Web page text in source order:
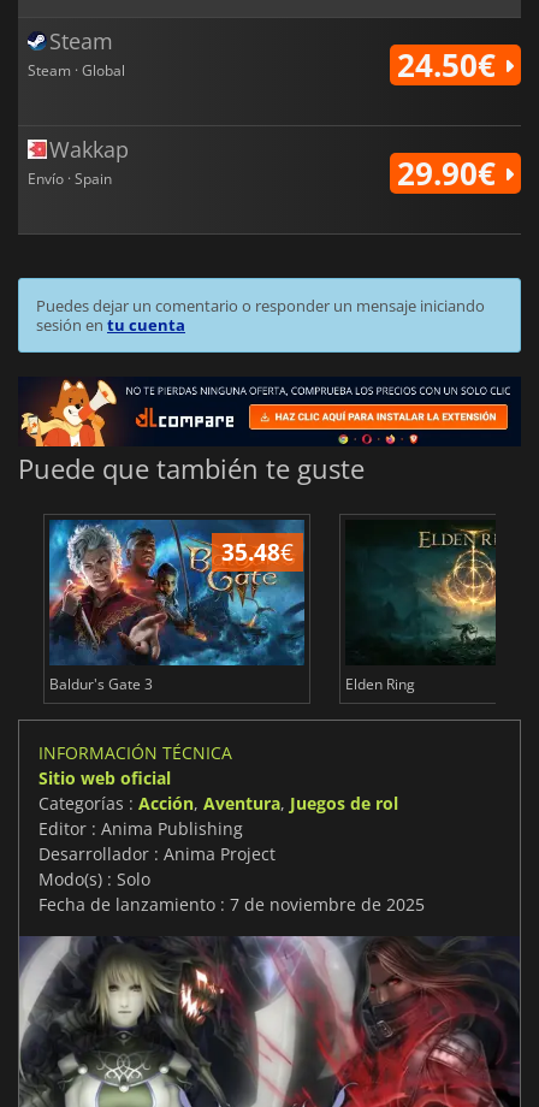
Steam
Steam · Global 24.50€
Wakkap
Envío · Spain 29.90€
Puedes dejar un comentario o responder un mensaje iniciando
sesión en tu cuenta
Puede que también te guste
35.48€
Baldur's Gate 3 Elden Ring
INFORMACIÓN TÉCNICA
Sitio web oficial
Categorías : Acción, Aventura, Juegos de rol
Editor : Anima Publishing
Desarrollador : Anima Project
Modo(s) : Solo
Fecha de lanzamiento : 7 de noviembre de 2025